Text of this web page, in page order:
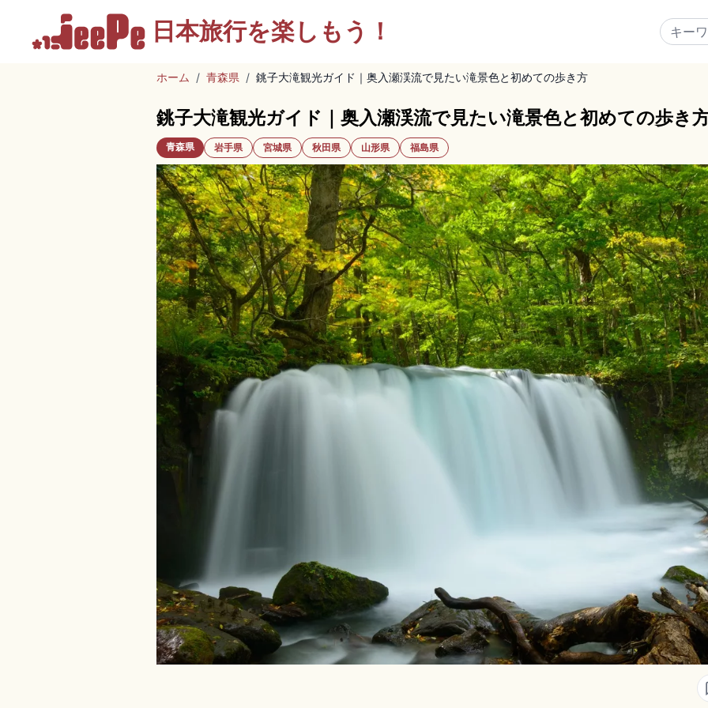
日本旅行を楽しもう！
ホーム / 青森県 / 銚子大滝観光ガイド｜奥入瀬渓流で見たい滝景色と初めての歩き方
銚子大滝観光ガイド｜奥入瀬渓流で見たい滝景色と初めての歩き
青森県 岩手県 宮城県 秋田県 山形県 福島県